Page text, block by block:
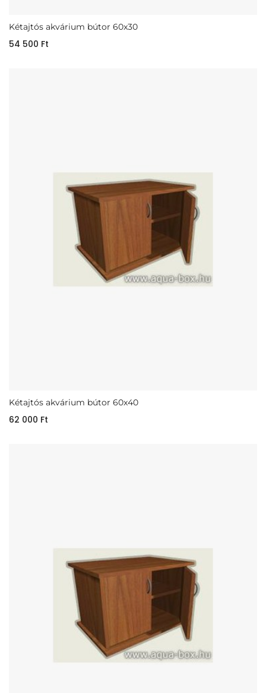
Kétajtós akvárium bútor 60x30
54 500 Ft
Kétajtós akvárium bútor 60x40
62 000 Ft